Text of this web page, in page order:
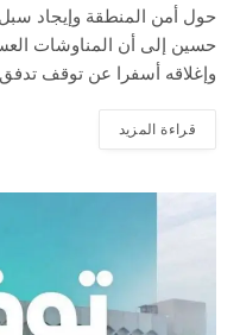
حول أمن المنطقة وإيجاد سبل
حسين إلى أن المناوشات
وإغلاقه أسفرا عن توقف
قراءة المزيد